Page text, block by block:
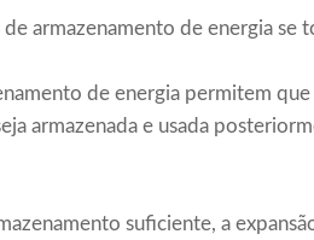
de armazenamento de energia se
de energia permitem
armazenada e usada
suficiente, a